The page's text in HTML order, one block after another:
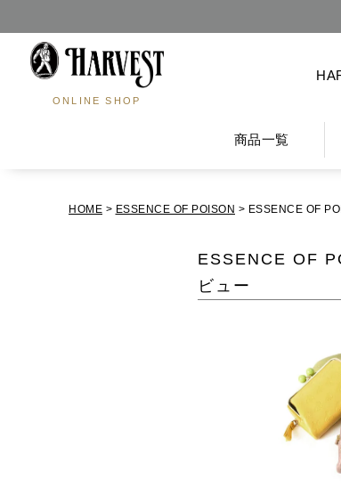
ONLINE SHOP
商品一覧
HOME ESSENCE OF POISON ESSENCE OF
ESSENCE OF
ビュー